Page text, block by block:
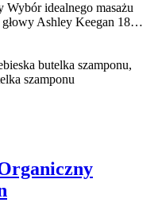
Wybór idealnego masażu
głowy Ashley Keegan 18…